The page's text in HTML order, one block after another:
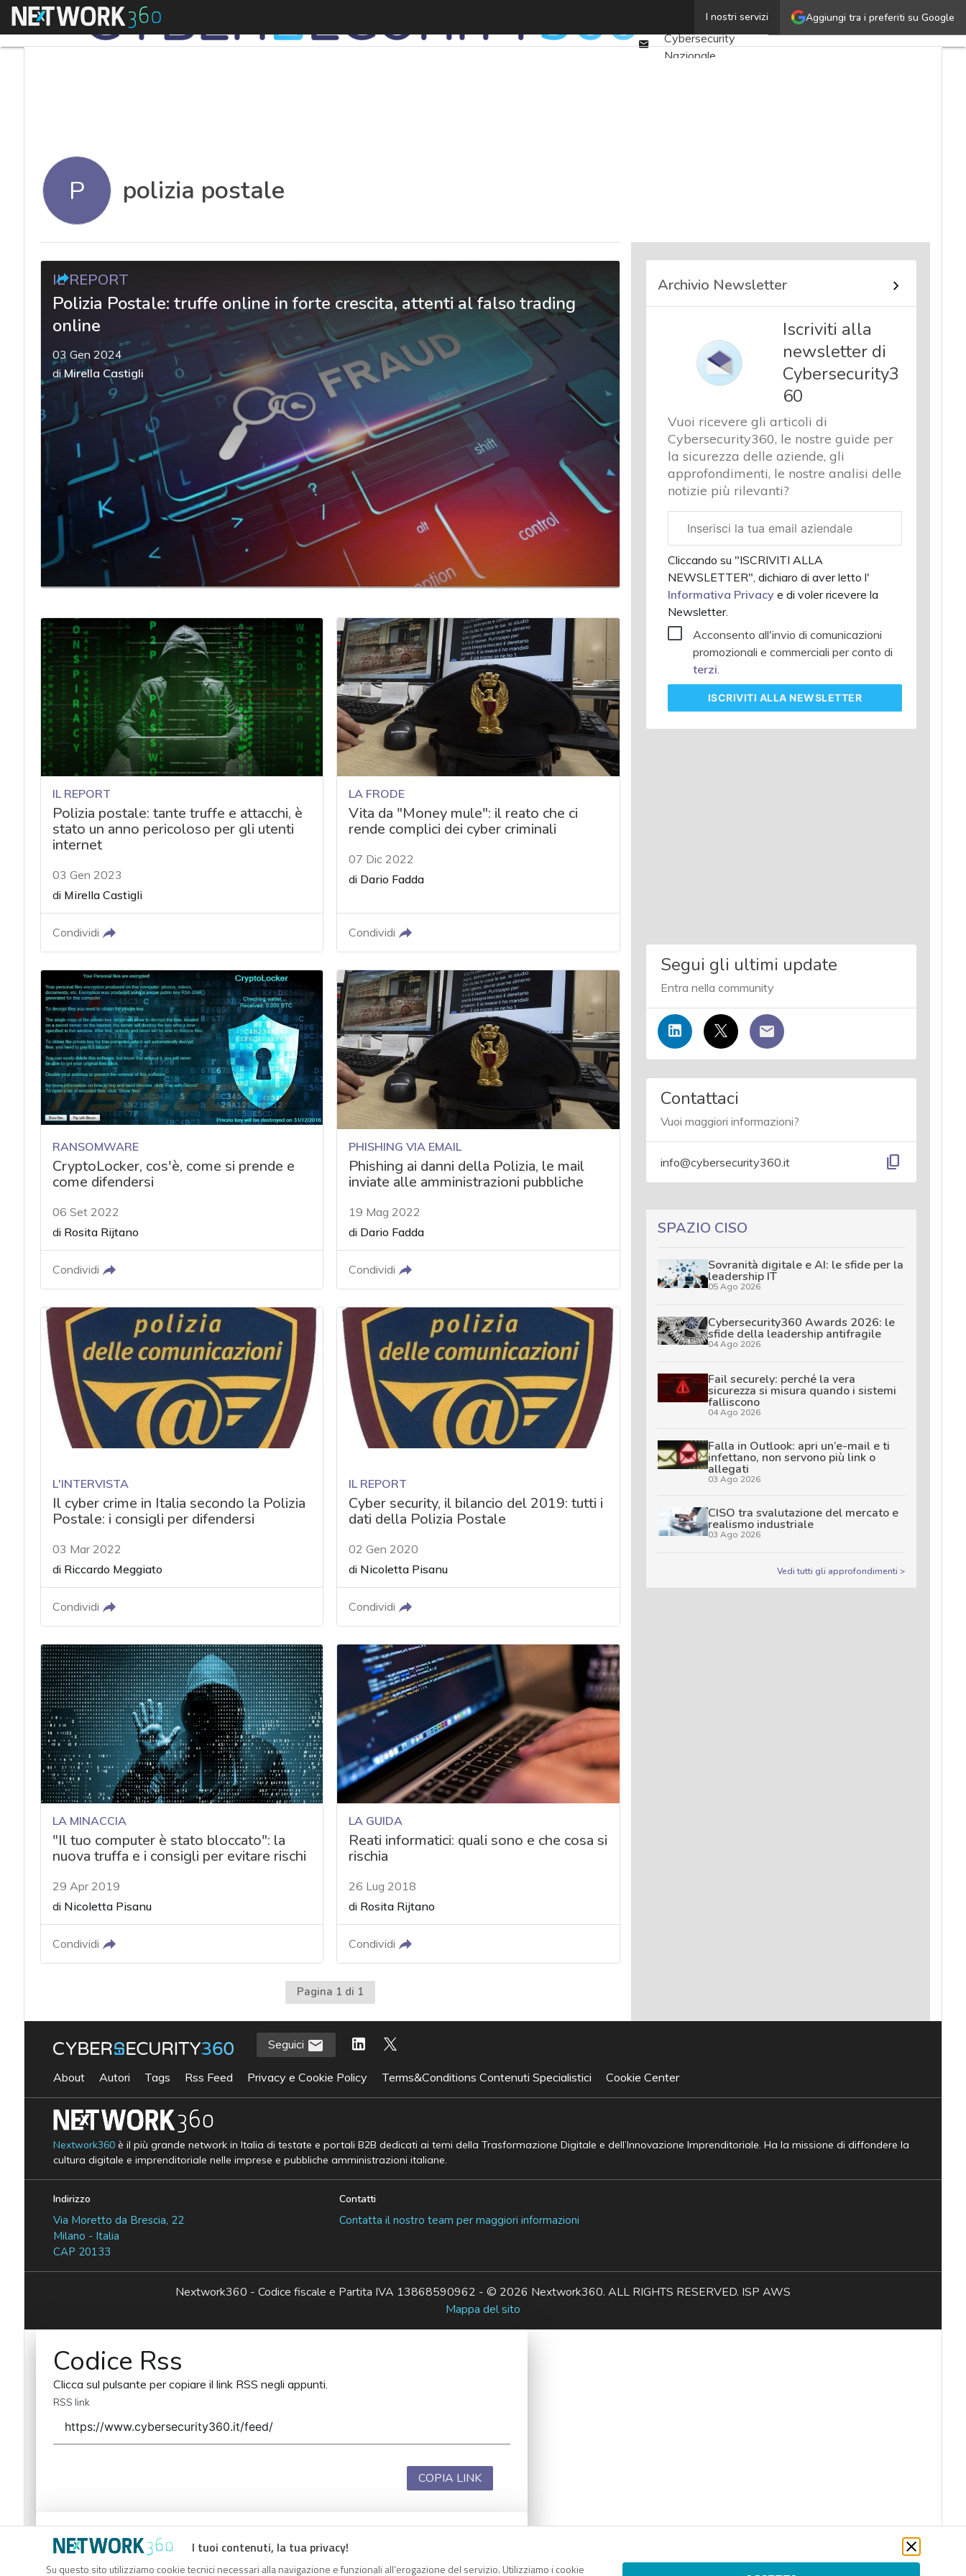
Aggiungi tra i preferiti su Google
I nostri servizi
Menu
Email
Ultimi articoli
Cybersecurity
Nazionale
Corsi cybersecurity
Chi siamo
P polizia postale
IL REPORT
Polizia Postale: truffe online in forte crescita, attenti al falso trading
online
03 Gen 2024
diMirella Castigli
IL REPORT
Polizia postale: tante truffe e attacchi, è
stato un anno pericoloso per gli utenti
internet
03 Gen 2023
di Mirella Castigli
Condividi
LA FRODE
Vita da "Money mule": il reato che ci
rende complici dei cyber criminali
07 Dic 2022
di Dario Fadda
Condividi
RANSOMWARE
CryptoLocker, cos'è, come si prende e
come difendersi
06 Set 2022
di Rosita Rijtano
Condividi
PHISHING VIA EMAIL
Phishing ai danni della Polizia, le mail
inviate alle amministrazioni pubbliche
19 Mag 2022
di Dario Fadda
Condividi
L'INTERVISTA
Il cyber crime in Italia secondo la Polizia
Postale: i consigli per difendersi
03 Mar 2022
di Riccardo Meggiato
Condividi
IL REPORT
Cyber security, il bilancio del 2019: tutti i
dati della Polizia Postale
02 Gen 2020
di Nicoletta Pisanu
Condividi
LA MINACCIA
"Il tuo computer è stato bloccato": la
nuova truffa e i consigli per evitare rischi
29 Apr 2019
di Nicoletta Pisanu
Condividi
LA GUIDA
Reati informatici: quali sono e che cosa si
rischia
26 Lug 2018
di Rosita Rijtano
Condividi
Pagina 1 di 1
Archivio Newsletter
Iscriviti alla
newsletter di
Cybersecurity3
60
Vuoi ricevere gli articoli di
Cybersecurity360, le nostre guide per
la sicurezza delle aziende, gli
approfondimenti, le nostre analisi delle
notizie più rilevanti?
aziendale
Cliccando su "ISCRIVITI ALLA
NEWSLETTER", dichiaro di aver letto l'
Informativa Privacy e di voler ricevere la
Newsletter.
Acconsento all'invio di comunicazioni
promozionali e commerciali per conto di
terzi.
ISCRIVITI ALLA NEWSLETTER
Segui gli ultimi update
Entra nella community
Contattaci
Vuoi maggiori informazioni?
info@cybersecurity360.it content_copy
SPAZIO CISO
Sovranità digitale e AI: le sfide per la
leadership IT
05 Ago 2026
Cybersecurity360 Awards 2026: le
sfide della leadership antifragile
04 Ago 2026
Fail securely: perché la vera
sicurezza si misura quando i sistemi
falliscono
04 Ago 2026
Falla in Outlook: apri un’e-mail e ti
infettano, non servono più link o
allegati
03 Ago 2026
CISO tra svalutazione del mercato e
realismo industriale
03 Ago 2026
Vedi tutti gli approfondimenti >
I tuoi contenuti, la tua privacy!
Su questo sito utilizziamo cookie tecnici necessari alla navigazione e funzionali all’erogazione del servizio. Utilizziamo i cookie
Seguici
About Autori Tags Rss Feed Privacy e Cookie Policy Terms&Conditions Contenuti Specialistici Cookie Center
Nextwork360è il più grande network in Italia di testate e portali B2B dedicati ai temi della Trasformazione Digitale e dell’Innovazione Imprenditoriale. Ha la missione di diffondere la
cultura digitale e imprenditoriale nelle imprese e pubbliche amministrazioni italiane.
Indirizzo
Via Moretto da Brescia, 22
Milano - Italia
CAP 20133
Contatti
Contatta il nostro team per maggiori informazioni
Nextwork360 - Codice fiscale e Partita IVA 13868590962 - © 2026 Nextwork360. ALL RIGHTS RESERVED. ISP AWS
Mappa del sito
Codice Rss
Clicca sul pulsante per copiare il link RSS negli appunti.
RSS link
COPIA LINK
Codice Rss
Clicca sul pulsante per copiare il link RSS negli appunti.